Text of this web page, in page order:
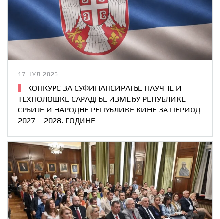
17. ЈУЛ 2026.
КОНКУРС ЗА СУФИНАНСИРАЊЕ НАУЧНЕ И
ТЕХНОЛОШКЕ САРАДЊЕ ИЗМЕЂУ РЕПУБЛИКЕ
СРБИЈЕ И НАРОДНЕ РЕПУБЛИКЕ КИНЕ ЗА ПЕРИОД
2027 – 2028. ГОДИНЕ